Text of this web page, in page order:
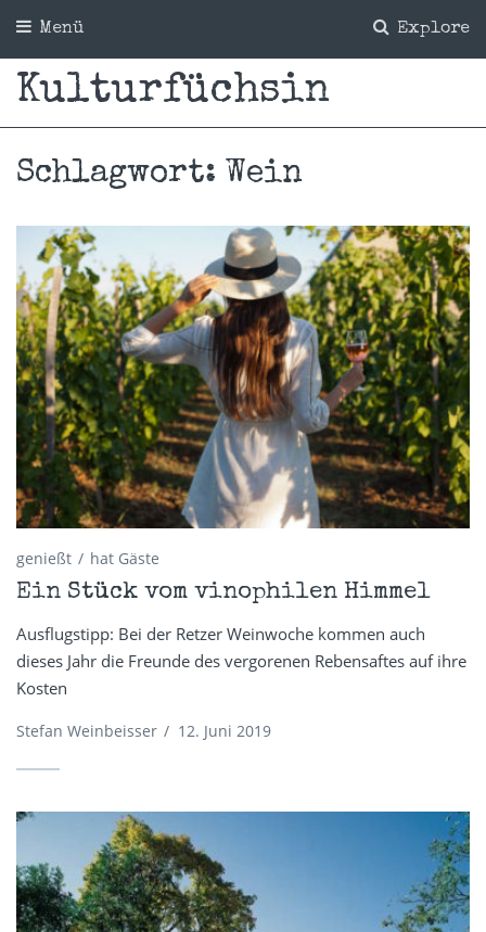
Explore
Menü
Kulturfüchsin
Schlagwort: Wein
genießt hat Gäste
Ein Stück vom vinophilen Himmel
Ausflugstipp: Bei der Retzer Weinwoche kommen auch
dieses Jahr die Freunde des vergorenen Rebensaftes auf ihre
Kosten
Stefan Weinbeisser / 12. Juni 2019